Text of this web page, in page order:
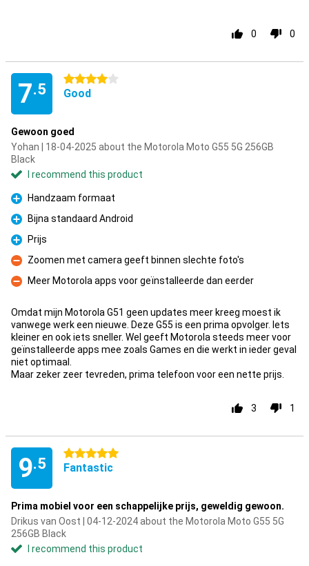
0 0
7.5
4 stars
Good
Gewoon goed
Yohan | 18-04-2025 about the Motorola Moto G55 5G 256GB
Black
I recommend this product
Pro
Handzaam formaat
Pro
Bijna standaard Android
Pro
Prijs
Con
Zoomen met camera geeft binnen slechte foto's
Con
Meer Motorola apps voor geïnstalleerde dan eerder
Omdat mijn Motorola G51 geen updates meer kreeg moest ik
vanwege werk een nieuwe. Deze G55 is een prima opvolger. Iets
kleiner en ook iets sneller. Wel geeft Motorola steeds meer voor
geïnstalleerde apps mee zoals Games en die werkt in ieder geval
niet optimaal.
Maar zeker zeer tevreden, prima telefoon voor een nette prijs.
3 1
9.5
5 stars
Fantastic
Prima mobiel voor een schappelijke prijs, geweldig gewoon.
Drikus van Oost | 04-12-2024 about the Motorola Moto G55 5G
256GB Black
I recommend this product